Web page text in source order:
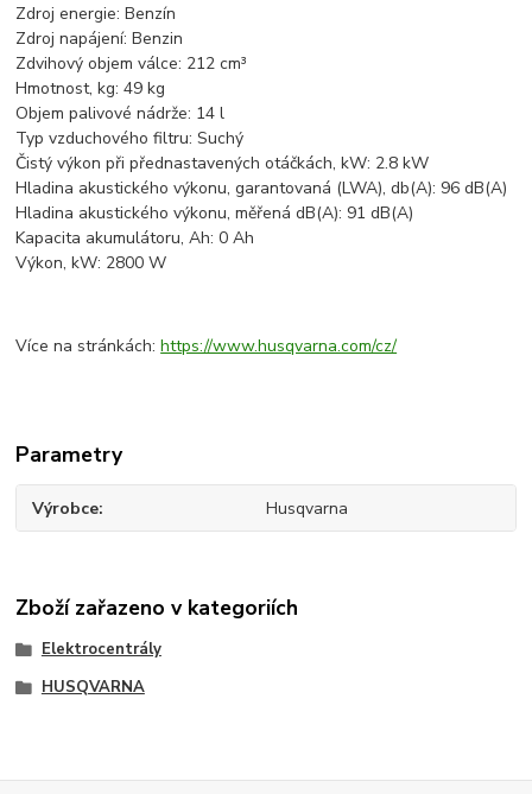
Zdroj energie: Benzín
Zdroj napájení: Benzin
Zdvihový objem válce: 212 cm³
Hmotnost, kg: 49 kg
Objem palivové nádrže: 14 l
Typ vzduchového filtru: Suchý
Čistý výkon při přednastavených otáčkách, kW: 2.8 kW
Hladina akustického výkonu, garantovaná (LWA), db(A): 96 dB(A)
Hladina akustického výkonu, měřená dB(A): 91 dB(A)
Kapacita akumulátoru, Ah: 0 Ah
Výkon, kW: 2800 W
Více na stránkách:https://www.husqvarna.com/cz/
Parametry
Výrobce Husqvarna
Zboží zařazeno v kategoriích
Elektrocentrály
HUSQVARNA